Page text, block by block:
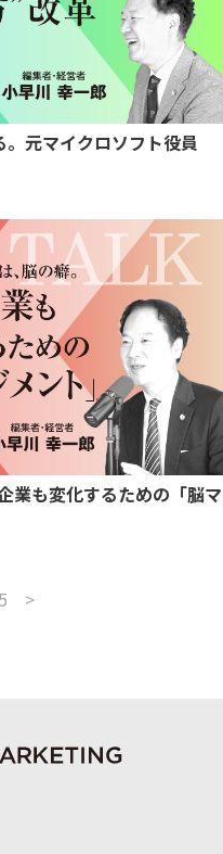
元マイクロソフト役員
業も変化するための「脳マ
5 >